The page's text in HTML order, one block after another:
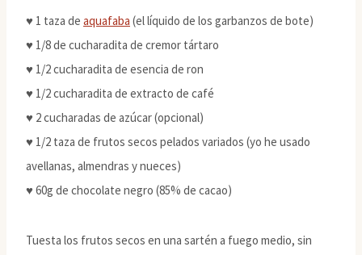
♥ 1 taza de aquafaba (el líquido de los garbanzos de bote)
♥ 1/8 de cucharadita de cremor tártaro
♥ 1/2 cucharadita de esencia de ron
♥ 1/2 cucharadita de extracto de café
♥ 2 cucharadas de azúcar (opcional)
♥ 1/2 taza de frutos secos pelados variados (yo he usado
avellanas, almendras y nueces)
♥ 60g de chocolate negro (85% de cacao)
Tuesta los frutos secos en una sartén a fuego medio, sin